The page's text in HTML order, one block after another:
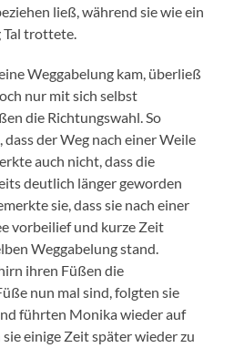
ließ, während sie wie ein
trottete.
Weggabelung kam, überließ
nur mit sich selbst
die Richtungswahl. So
der Weg nach einer Weile
auch nicht, dass die
deutlich länger geworden
sie, dass sie nach einer
vorbeilief und kurze Zeit
Weggabelung stand.
ihren Füßen die
nun mal sind, folgten sie
führten Monika wieder auf
einige Zeit später wieder zu